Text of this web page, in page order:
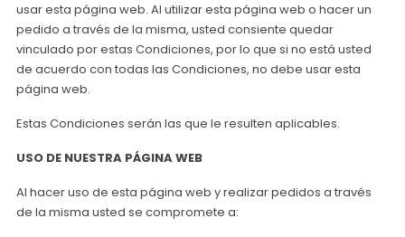
usar esta página web. Al utilizar esta página web o hacer un
pedido a través de la misma, usted consiente quedar
vinculado por estas Condiciones, por lo que si no está usted
de acuerdo con todas las Condiciones, no debe usar esta
página web.
Estas Condiciones serán las que le resulten aplicables.
USO DE NUESTRA PÁGINA WEB
Al hacer uso de esta página web y realizar pedidos a través
de la misma usted se compromete a: